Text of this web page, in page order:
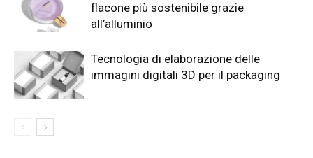
flacone più sostenibile grazie
all’alluminio
Tecnologia di elaborazione delle
immagini digitali 3D per il packaging